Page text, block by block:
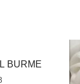
BURME